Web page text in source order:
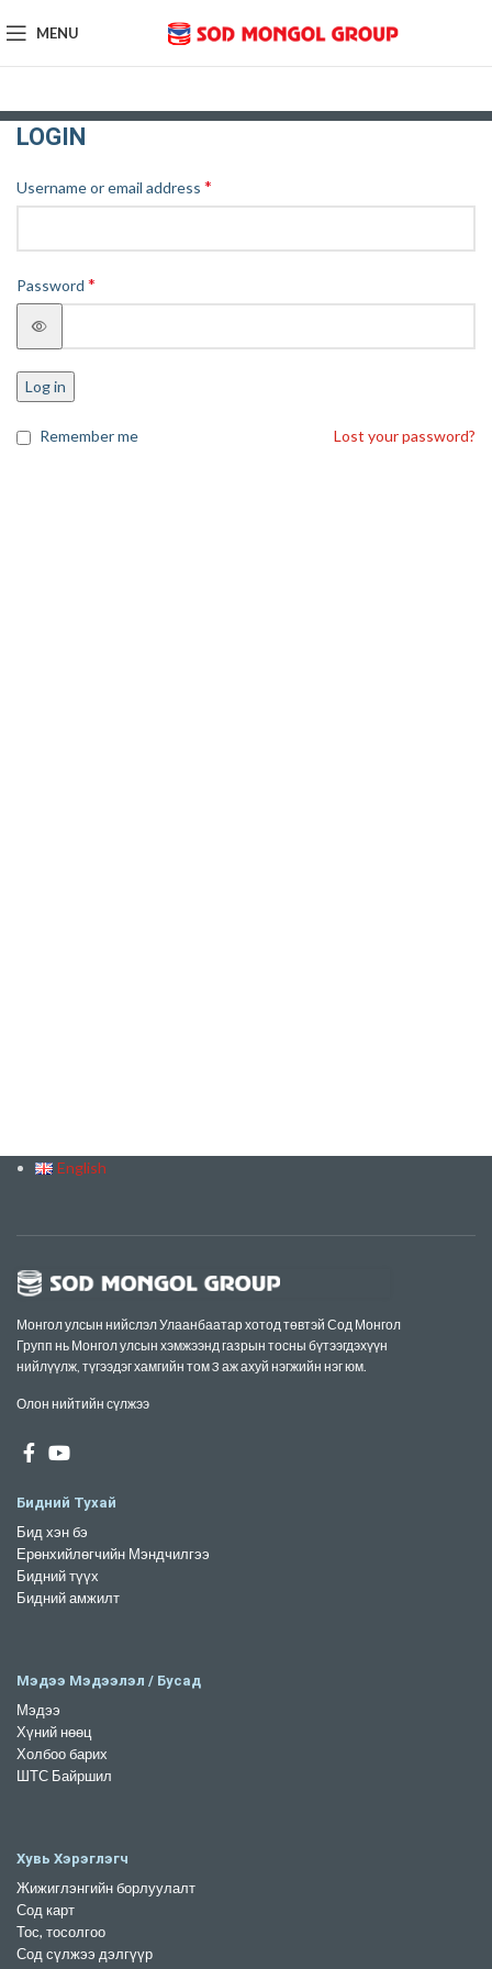
MENU
LOGIN
Username or email address *
Password *
Log in
Lost your password?
Remember me
English
Монгол улсын нийслэл Улаанбаатар хотод төвтэй Сод Монгол
Групп нь Монгол улсын хэмжээнд газрын тосны бүтээгдэхүүн
нийлүүлж, түгээдэг хамгийн том 3 аж ахуй нэгжийн нэг юм.
Олон нийтийн сүлжээ
Бидний Тухай
Бид хэн бэ
Ерөнхийлөгчийн Мэндчилгээ
Бидний түүх
Бидний амжилт
Мэдээ Мэдээлэл / Бусад
Мэдээ
Хүний нөөц
Холбоо барих
ШТС Байршил
Хувь Хэрэглэгч
Жижиглэнгийн борлуулалт
Сод карт
Тос, тосолгоо
Сод сүлжээ дэлгүүр